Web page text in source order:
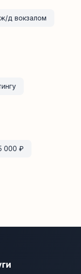
д вокзалом
000 ₽